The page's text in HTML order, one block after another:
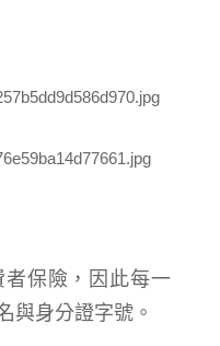
保險，因此每一
與身分證字號。